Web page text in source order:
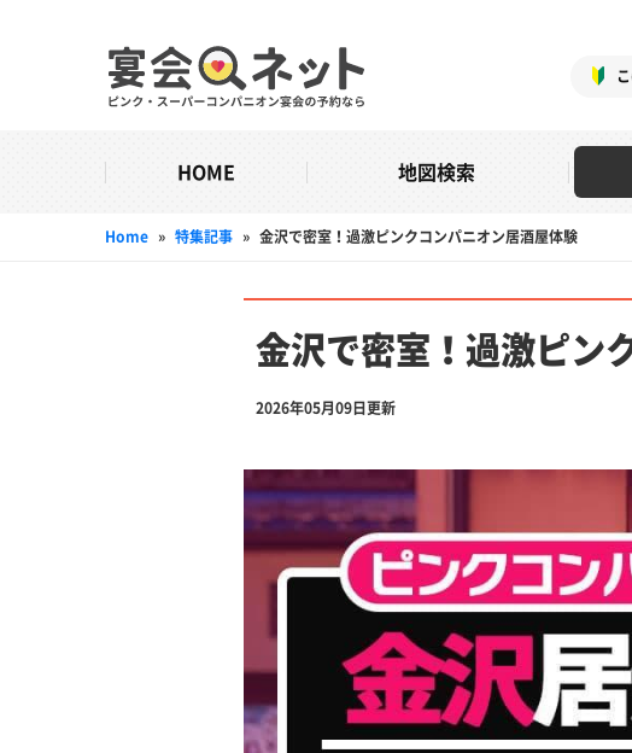
HOME 地図検索
Home » 特集記事 » 金沢で密室！過激ピンクコンパニオン居酒屋体験
金沢で密室！過激ピン
2026年05月09日更新